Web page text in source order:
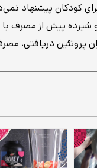
کودکان پیشنهاد
و شیرده پیش از مصرف
پروتئین دریافتی،